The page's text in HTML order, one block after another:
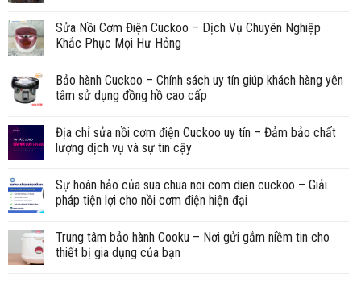
Sửa Nồi Cơm Điện Cuckoo – Dịch Vụ Chuyên Nghiệp
Khắc Phục Mọi Hư Hỏng
Bảo hành Cuckoo – Chính sách uy tín giúp khách hàng yên
tâm sử dụng đồng hồ cao cấp
Địa chỉ sửa nồi cơm điện Cuckoo uy tín – Đảm bảo chất
lượng dịch vụ và sự tin cậy
Sự hoàn hảo của sua chua noi com dien cuckoo – Giải
pháp tiện lợi cho nồi cơm điện hiện đại
Trung tâm bảo hành Cooku – Nơi gửi gắm niềm tin cho
thiết bị gia dụng của bạn